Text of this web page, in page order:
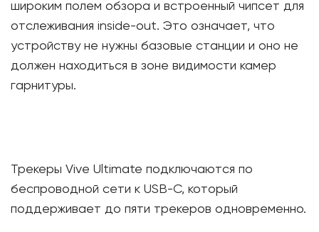
широким полем обзора и встроенный чипсет для
отслеживания inside-out. Это означает, что
устройству не нужны базовые станции и оно не
должен находиться в зоне видимости камер
гарнитуры.
Трекеры Vive Ultimate подключаются по
беспроводной сети к USB-C, который
поддерживает до пяти трекеров одновременно.